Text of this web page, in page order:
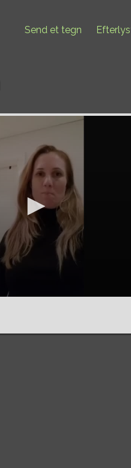
Send et tegn